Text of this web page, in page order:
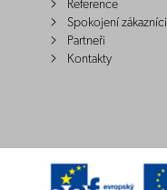
Reference
Spokojení zákazníci
Partneři
Kontakty